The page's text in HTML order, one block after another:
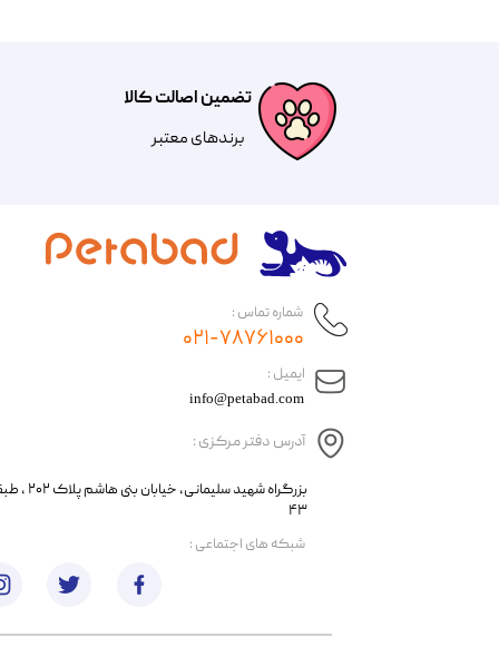
تضمین اصالت کالا
​​برندهای معتبر​​​​​​​
​ایمیل :
آدرس دفتر مرکزی :
info@petabad.com
​​بزرگراه شهید
۴۳
شماره تماس :
۰۲۱-۷۸۷۶۱۰۰۰
​شبکه های اجتماعی :